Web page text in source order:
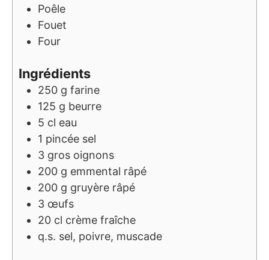
Poêle
Fouet
Four
Ingrédients
250 g farine
125 g beurre
5 cl eau
1 pincée sel
3 gros oignons
200 g emmental râpé
200 g gruyère râpé
3 œufs
20 cl crème fraîche
q.s. sel, poivre, muscade